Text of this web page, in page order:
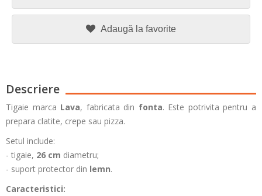
Adaugă la favorite
Descriere
Tigaie marca Lava, fabricata din fonta. Este potrivita pentru a
prepara clatite, crepe sau pizza.
Setul include:
- tigaie, 26 cm diametru;
- suport protector din lemn.
Caracteristici: